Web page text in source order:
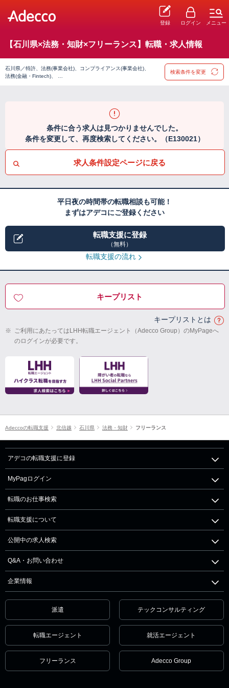
登録 ログイン メニュー
【石川県×法務・知財×フリーランス】転職・求人情報
石川県／特許、法務(事業会社)、コンプライアンス(事業会社)、
法務(金融・Fintech)、 …
検索条件を変更
条件に合う求人は見つかりませんでした。
条件を変更して、再度検索してください。（E130021）
求人条件設定ページに戻る
平日夜の時間帯の転職相談も可能！
まずはアデコにご登録ください
転職支援に登録
（無料）
転職支援の流れ
キープリスト
キープリストとは
※ ご利用にあたってはLHH転職エージェント（Adecco Group）のMyPageへ
のログインが必要です。
Adeccoの転職支援 北信越 石川県 法務・知財 フリーランス
アデコの転職支援に登録
MyPagログイン
転職のお仕事検索
転職支援について
公開中の求人検索
Q&A・お問い合わせ
企業情報
派遣 テックコンサルティング
転職エージェント 就活エージェント
フリーランス Adecco Group